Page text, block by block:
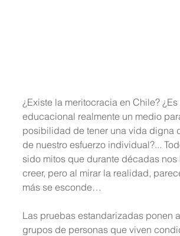
¿Existe la meritocracia en Chile?
educacional realmente un medio
posibilidad de tener una vida digna
de nuestro esfuerzo individual?...
sido mitos que durante décadas nos
creer, pero al mirar la realidad,
más se esconde…
Las pruebas estandarizadas ponen
grupos de personas que viven